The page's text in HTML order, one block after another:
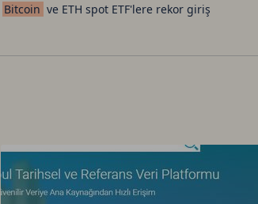
Bitcoin ve ETH spot ETF'lere rekor giriş